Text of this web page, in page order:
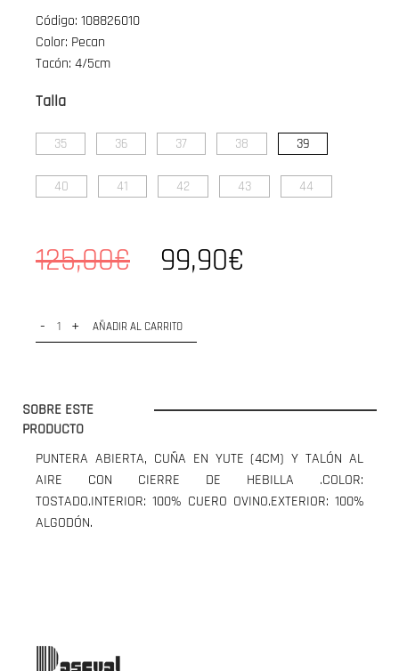
Código: 108826010
Color: Pecan
Tacón: 4/5cm
Talla
35 36 37 38 39
40 41 42 43 44
125,00€ 99,90€
- + AÑADIR AL CARRITO
SOBRE ESTE
PRODUCTO
PUNTERA ABIERTA, CUÑA EN YUTE (4CM) Y TALÓN AL
AIRE CON CIERRE DE HEBILLA .COLOR:
TOSTADO.INTERIOR: 100% CUERO OVINO.EXTERIOR: 100%
ALGODÓN.